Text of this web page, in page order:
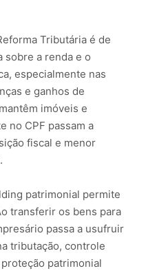
Tributária é de
sobre a renda e o
especialmente nas
e ganhos de
imóveis e
no CPF passam a
fiscal e menor
patrimonial permite
transferir os bens para
passa a usufruir
tributação, controle
patrimonial